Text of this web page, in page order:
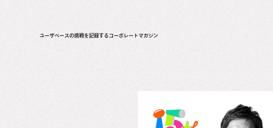
ユーザベースの挑戦を記録するコーポレートマガジン